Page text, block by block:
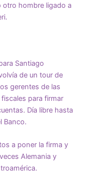
otro hombre ligado a
Santiago
de un tour de
gerentes de las
para firmar
Día libre hasta
Banco.
a poner la firma y
Alemania y